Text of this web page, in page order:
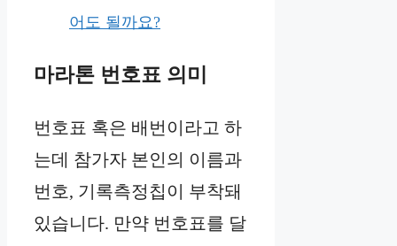
어도 될까요?
마라톤 번호표 의미
번호표 혹은 배번이라고 하
는데 참가자 본인의 이름과
번호, 기록측정칩이 부착돼
있습니다. 만약 번호표를 달